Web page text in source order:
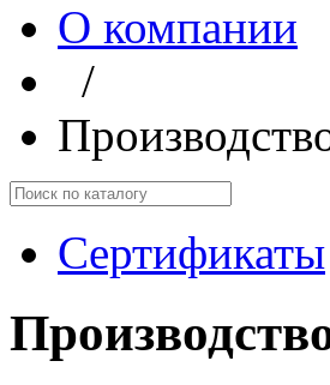
О компании
/
Сертификаты